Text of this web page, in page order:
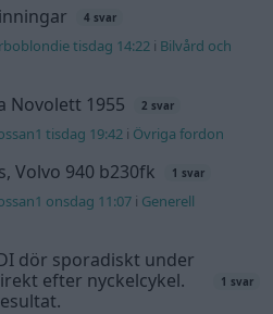
4 svar
tisdag 14:22 i Bilvård och
Novolett 1955 2 svar
tisdag 19:42 i Övriga fordon
Volvo 940 b230fk 1 svar
onsdag 11:07 i Generell
dör sporadiskt under
efter nyckelcykel.
1 svar